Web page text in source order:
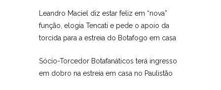
Leandro Maciel diz estar feliz em “nova”
função, elogia Tencati e pede o apoio da
torcida para a estreia do Botafogo em casa
Sócio-Torcedor Botafanáticos terá ingresso
em dobro na estreia em casa no Paulistão